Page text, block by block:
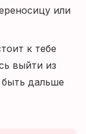
или
к тебе
выйти из
быть дальше